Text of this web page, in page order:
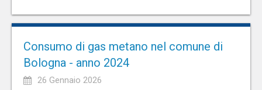
Consumo di gas metano nel comune di
Bologna - anno 2024
26 Gennaio 2026